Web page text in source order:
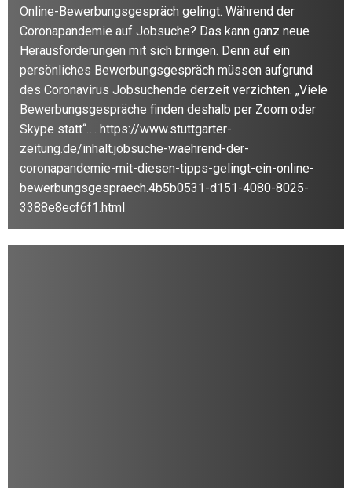
Online-Bewerbungsgespräch gelingt. Während der
Coronapandemie auf Jobsuche? Das kann ganz neue
Herausforderungen mit sich bringen. Denn auf ein
persönliches Bewerbungsgespräch müssen aufgrund
des Coronavirus Jobsuchende derzeit verzichten. „Viele
Bewerbungsgespräche finden deshalb per Zoom oder
Skype statt“…. https://www.stuttgarter-
zeitung.de/inhalt.jobsuche-waehrend-der-
coronapandemie-mit-diesen-tipps-gelingt-ein-online-
bewerbungsgespraech.4b5b0531-d151-4080-8025-
3388e8ecf6f1.html